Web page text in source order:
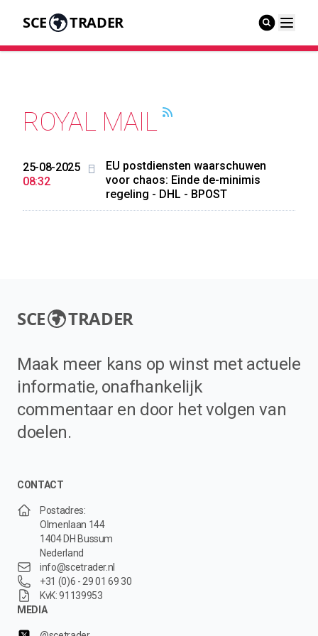
SCE TRADER
ROYAL MAIL
25-08-2025
08:32
EU postdiensten waarschuwen
voor chaos: Einde de-minimis
regeling - DHL - BPOST
SCE TRADER
Maak meer kans op winst met actuele
informatie, onafhankelijk
commentaar en door het volgen van
doelen.
CONTACT
Postadres:
Olmenlaan 144
1404 DH Bussum
Nederland
info@scetrader.nl
+31 (0)6 - 29 01 69 30
KvK: 91139953
MEDIA